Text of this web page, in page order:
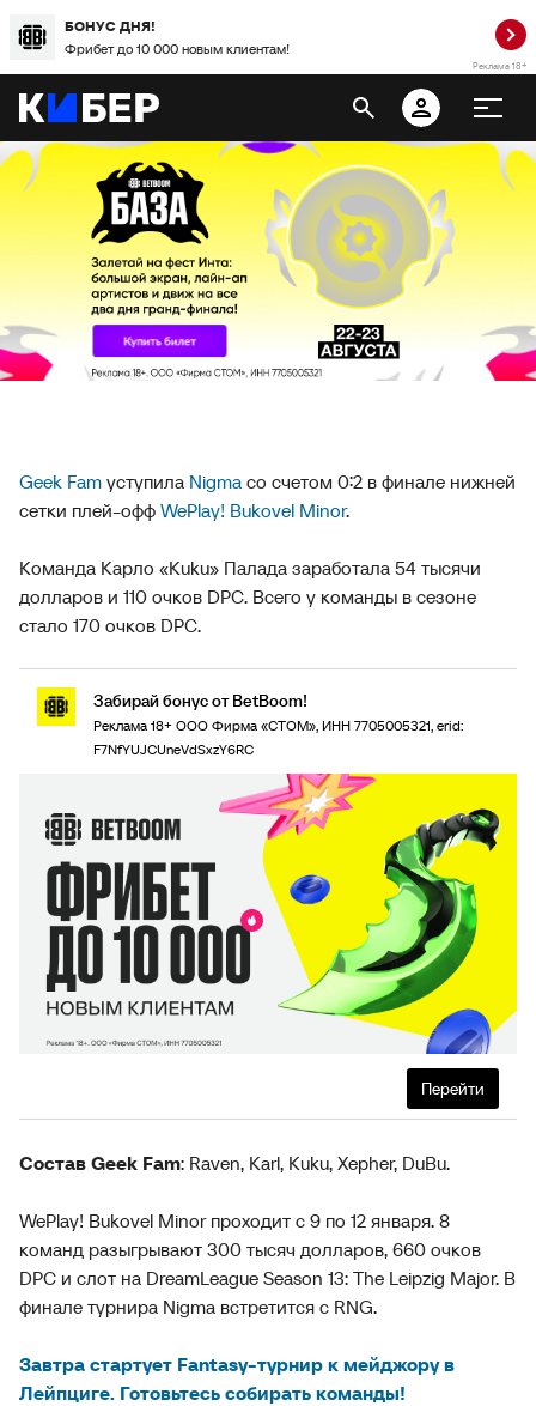
БОНУС ДНЯ!
Фрибет до 10 000 новым клиентам!
Реклама 18+
Geek Fam уступила Nigma со счетом 0:2 в финале нижней
сетки плей-офф WePlay! Bukovel Minor.
Команда Карло «Kuku» Палада заработала 54 тысячи
долларов и 110 очков DPC. Всего у команды в сезоне
стало 170 очков DPC.
Забирай бонус от BetBoom!
Реклама 18+ ООО Фирма «СТОМ», ИНН 7705005321, erid:
F7NfYUJCUneVdSxzY6RC
Перейти
Состав Geek Fam: Raven, Karl, Kuku, Xepher, DuBu.
WePlay! Bukovel Minor проходит с 9 по 12 января. 8
команд разыгрывают 300 тысяч долларов, 660 очков
DPC и слот на DreamLeague Season 13: The Leipzig Major. В
финале турнира Nigma встретится с RNG.
Завтра стартует Fantasy-турнир к мейджору в
Лейпциге. Готовьтесь собирать команды!